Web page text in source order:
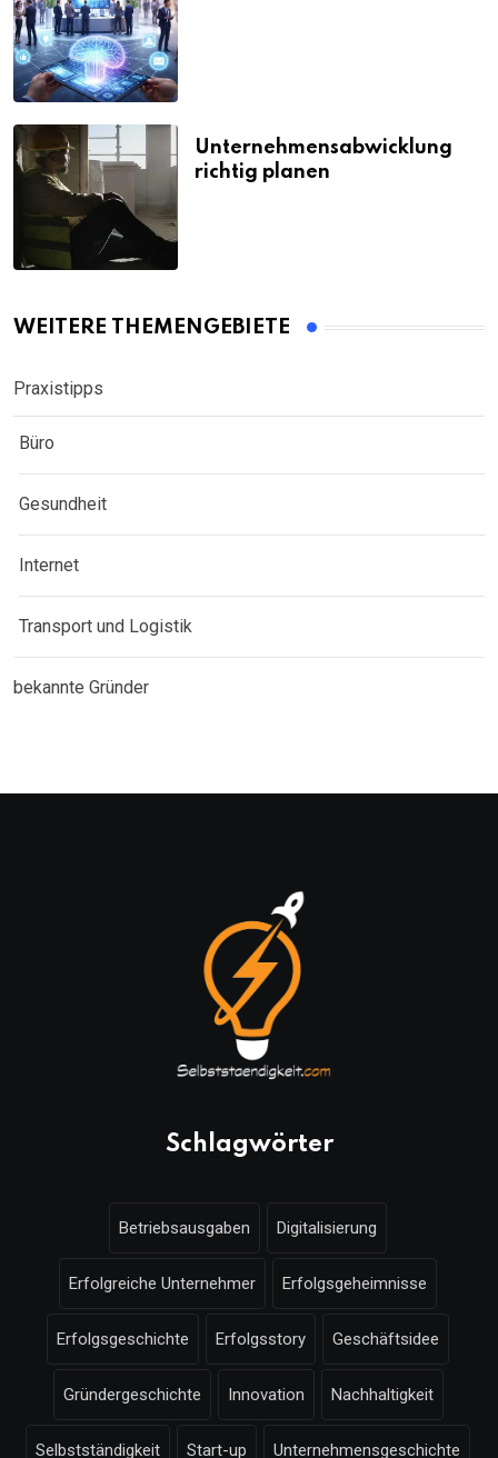
Unternehmensabwicklung
richtig planen
WEITERE THEMENGEBIETE
Praxistipps
Büro
Gesundheit
Internet
Transport und Logistik
bekannte Gründer
Schlagwörter
Betriebsausgaben Digitalisierung
Erfolgreiche Unternehmer Erfolgsgeheimnisse
Erfolgsgeschichte Erfolgsstory Geschäftsidee
Gründergeschichte Innovation Nachhaltigkeit
Selbstständigkeit Start-up Unternehmensgeschichte